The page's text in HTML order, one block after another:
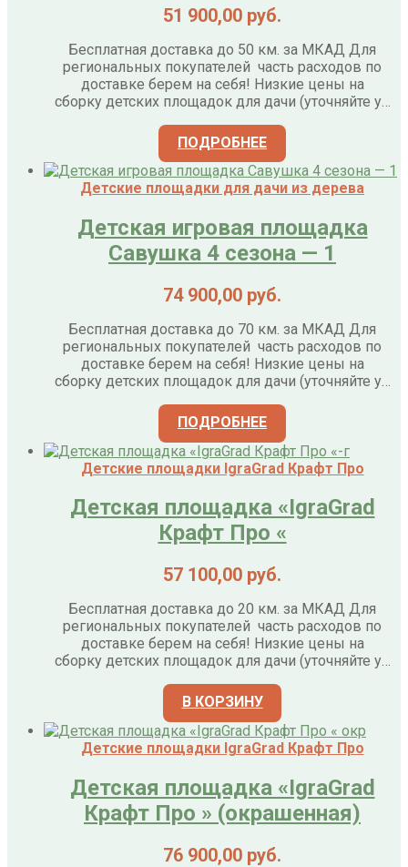
51 900,00 руб.
Бесплатная доставка до 50 км. за МКАД Для
региональных покупателей часть расходов по
доставке берем на себя! Низкие цены на
сборку детских площадок для дачи (уточняйте у…
ПОДРОБНЕЕ
Детские площадки для дачи из дерева
Детская игровая площадка
Савушка 4 сезона — 1
74 900,00 руб.
Бесплатная доставка до 70 км. за МКАД Для
региональных покупателей часть расходов по
доставке берем на себя! Низкие цены на
сборку детских площадок для дачи (уточняйте у…
ПОДРОБНЕЕ
Детские площадки IgraGrad Крафт Про
Детская площадка «IgraGrad
Крафт Про «
57 100,00 руб.
Бесплатная доставка до 20 км. за МКАД Для
региональных покупателей часть расходов по
доставке берем на себя! Низкие цены на
сборку детских площадок для дачи (уточняйте у…
В КОРЗИНУ
Детские площадки IgraGrad Крафт Про
Детская площадка «IgraGrad
Крафт Про » (окрашенная)
76 900,00 руб.